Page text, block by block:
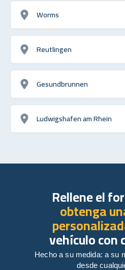
Worms
Reutlingen
Gesundbrunnen
Ludwigshafen am Rhein
Rellene el
obtenga
vehículo con
Hecho a su medida: a su
desde